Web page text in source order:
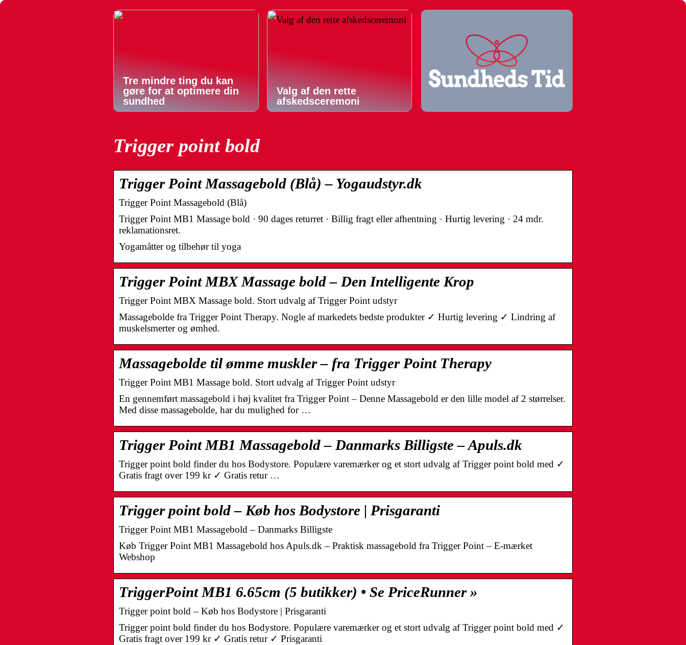
Tre mindre ting du kan
gøre for at optimere din
sundhed
Valg af den rette
afskedsceremoni
Trigger point bold
Trigger Point Massagebold (Blå) – Yogaudstyr.dk
Trigger Point Massagebold (Blå)
Trigger Point MB1 Massage bold · 90 dages returret · Billig fragt eller afhentning · Hurtig levering · 24 mdr.
reklamationsret.
Yogamåtter og tilbehør til yoga
Trigger Point MBX Massage bold – Den Intelligente Krop
Trigger Point MBX Massage bold. Stort udvalg af Trigger Point udstyr
Massagebolde fra Trigger Point Therapy. Nogle af markedets bedste produkter ✓ Hurtig levering ✓ Lindring af
muskelsmerter og ømhed.
Massagebolde til ømme muskler – fra Trigger Point Therapy
Trigger Point MB1 Massage bold. Stort udvalg af Trigger Point udstyr
En gennemført massagebold i høj kvalitet fra Trigger Point – Denne Massagebold er den lille model af 2 størrelser.
Med disse massagebolde, har du mulighed for …
Trigger Point MB1 Massagebold – Danmarks Billigste – Apuls.dk
Trigger point bold finder du hos Bodystore. Populære varemærker og et stort udvalg af Trigger point bold med ✓
Gratis fragt over 199 kr ✓ Gratis retur …
Trigger point bold – Køb hos Bodystore | Prisgaranti
Trigger Point MB1 Massagebold – Danmarks Billigste
Køb Trigger Point MB1 Massagebold hos Apuls.dk – Praktisk massagebold fra Trigger Point – E-mærket
Webshop
TriggerPoint MB1 6.65cm (5 butikker) • Se PriceRunner »
Trigger point bold – Køb hos Bodystore | Prisgaranti
Trigger point bold finder du hos Bodystore. Populære varemærker og et stort udvalg af Trigger point bold med ✓
Gratis fragt over 199 kr ✓ Gratis retur ✓ Prisgaranti